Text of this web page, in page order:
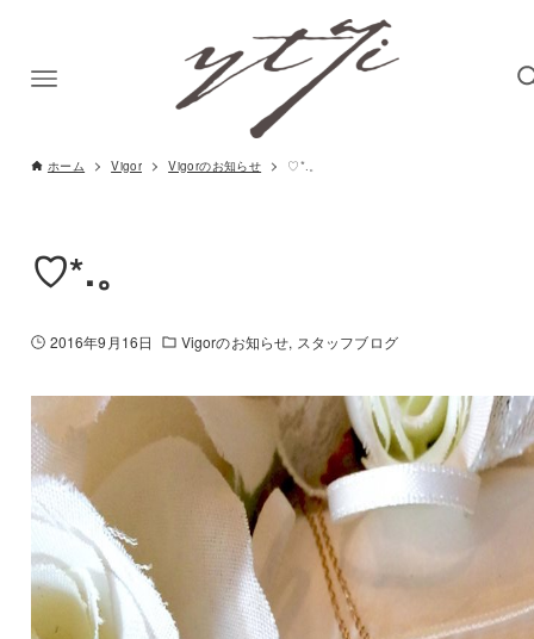
ホーム Vigor Vigorのお知らせ ♡*.。
♡*.。
2016年9月16日 Vigorのお知らせ スタッフブログ